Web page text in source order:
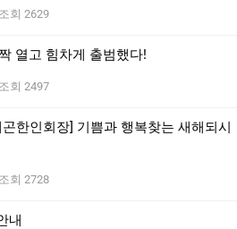
조회 2629
열고 힘차게 출범했다!
조회 2497
한인회장] 기쁨과 행복찾는 새해되시
조회 2728
내